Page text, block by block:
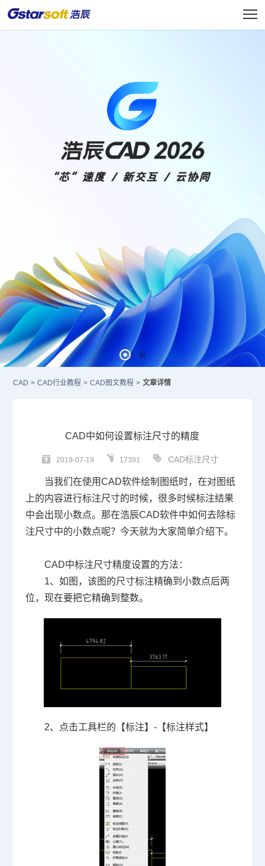
CAD > CAD行业教程 > CAD图文教程 > 文章详情
CAD中如何设置标注尺寸的精度
2019-07-19 17391 CAD标注尺寸
当我们在使用CAD软件绘制图纸时，在对图纸
上的内容进行标注尺寸的时候，很多时候标注结果
中会出现小数点。那在浩辰CAD软件中如何去除标
注尺寸中的小数点呢？今天就为大家简单介绍下。
CAD中标注尺寸精度设置的方法：
1、如图，该图的尺寸标注精确到小数点后两
位，现在要把它精确到整数。
2、点击工具栏的【标注】 -【标注样式】